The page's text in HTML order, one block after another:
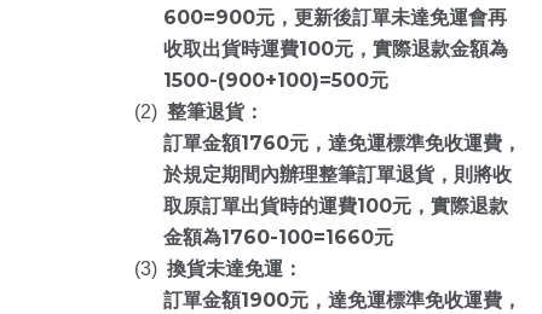
600=900元，更新後訂單未達免運會再
收取出貨時運費100元，實際退款金額為
1500-(900+100)=500元
(2) 整筆退貨：
訂單金額1760元，達免運標準免收運費，
於規定期間內辦理整筆訂單退貨，則將收
取原訂單出貨時的運費100元，實際退款
金額為1760-100=1660元
(3) 換貨未達免運：
訂單金額1900元，達免運標準免收運費，